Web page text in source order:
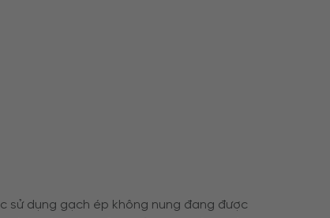
sử dụng gạch ép không nung đang được